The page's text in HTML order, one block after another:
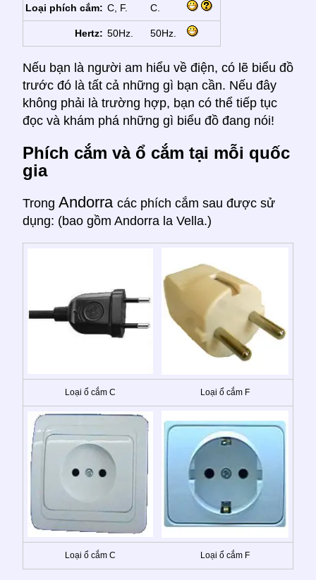
Loại phích cắm: C, F. C.
Hertz: 50Hz. 50Hz.
Nếu bạn là người am hiểu về điện, có lẽ biểu đồ
trước đó là tất cả những gì bạn cần. Nếu đây
không phải là trường hợp, bạn có thể tiếp tục
đọc và khám phá những gì biểu đồ đang nói!
Phích cắm và ổ cắm tại mỗi quốc
gia
Trong Andorra các phích cắm sau được sử
dụng: (bao gồm Andorra la Vella.)
Loại ổ cắm C Loại ổ cắm F
Loại ổ cắm C Loại ổ cắm F